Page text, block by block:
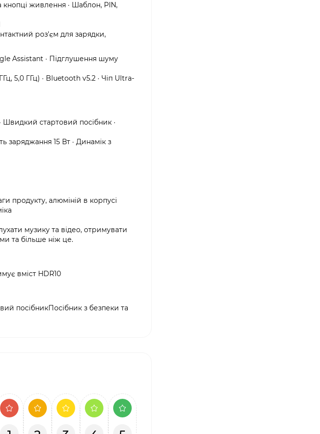
кнопці живлення · Шаблон, PIN,
роз'єм для зарядки,
Assistant · Підглушення шуму
5,0 ГГц) · Bluetooth v5.2 · Чіп Ultra-
Швидкий стартовий посібник ·
заряджання 15 Вт · Динамік з
продукту, алюміній в корпусі
музику та відео, отримувати
та більше ніж це.
вміст HDR10
посібникПосібник з безпеки та